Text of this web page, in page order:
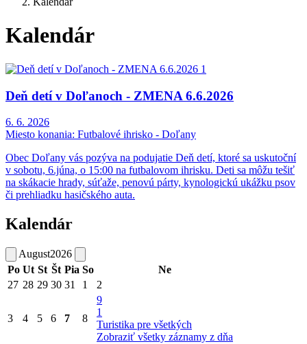
Kalendár
Deň detí v Doľanoch - ZMENA 6.6.2026
6. 6. 2026
Miesto konania: Futbalové ihrisko - Doľany
Obec Doľany vás pozýva na podujatie Deň detí, ktoré sa uskutoční
v sobotu, 6.júna, o 15:00 na futbalovom ihrisku. Deti sa môžu tešiť
na skákacie hrady, súťaže, penovú párty, kynologickú ukážku psov
či prehliadku hasičského auta.
Kalendár
August2026
Po Ut St Št Pia So
Ne
27 28 29 30 31 1 2
3 4 5 6 7 8
9
1
Turistika pre všetkých
Zobraziť všetky záznamy z dňa